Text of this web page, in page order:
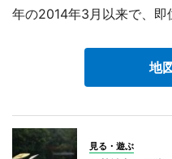
年の2014年3月以来で、即
地
見る・遊ぶ